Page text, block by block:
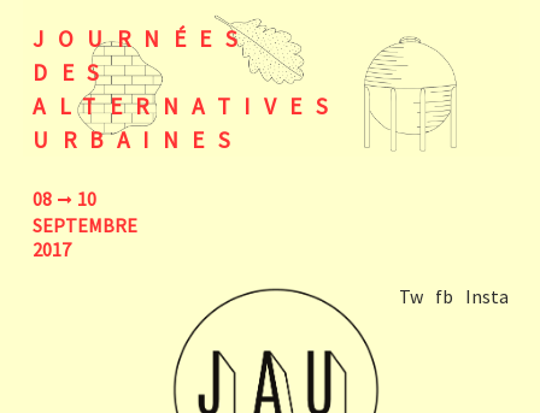
08
10
SEPTEMBRE
2017
JOURNÉES
DES
ALTERNATIVES
URBAINES
Tw fb Insta